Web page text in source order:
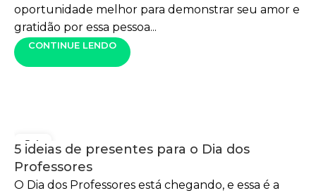
oportunidade melhor para demonstrar seu amor e
gratidão por essa pessoa...
CONTINUE LENDO
14
5 ideias de presentes para o Dia dos
Professores
O Dia dos Professores está chegando, e essa é a